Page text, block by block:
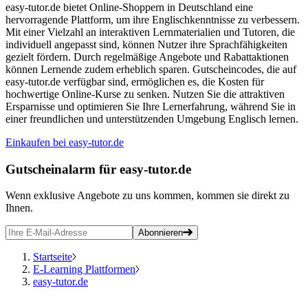
easy-tutor.de bietet Online-Shoppern in Deutschland eine
hervorragende Plattform, um ihre Englischkenntnisse zu verbessern.
Mit einer Vielzahl an interaktiven Lernmaterialien und Tutoren, die
individuell angepasst sind, können Nutzer ihre Sprachfähigkeiten
gezielt fördern. Durch regelmäßige Angebote und Rabattaktionen
können Lernende zudem erheblich sparen. Gutscheincodes, die auf
easy-tutor.de verfügbar sind, ermöglichen es, die Kosten für
hochwertige Online-Kurse zu senken. Nutzen Sie die attraktiven
Ersparnisse und optimieren Sie Ihre Lernerfahrung, während Sie in
einer freundlichen und unterstützenden Umgebung Englisch lernen.
Einkaufen bei easy-tutor.de
Gutscheinalarm für easy-tutor.de
Wenn exklusive Angebote zu uns kommen, kommen sie direkt zu
Ihnen.
Abonnieren
Startseite
E-Learning Plattformen
easy-tutor.de